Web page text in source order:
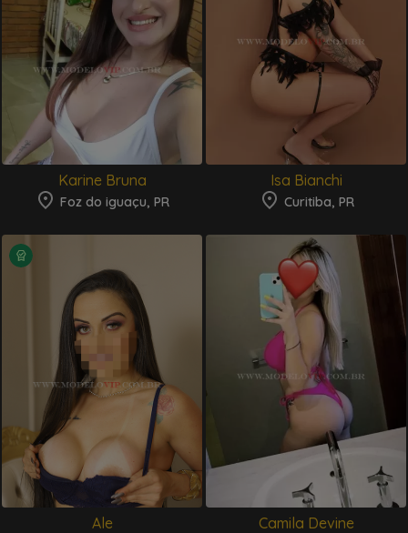
Karine Bruna
Foz do iguaçu, PR
Isa Bianchi
Curitiba, PR
Ale Camila Devine